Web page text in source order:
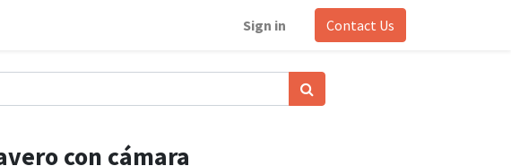
Sign in Contact Us
con cámara